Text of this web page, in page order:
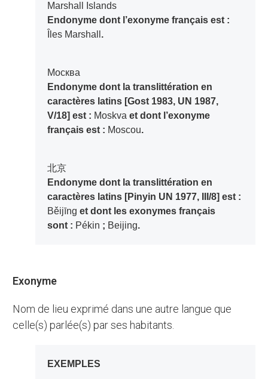
Marshall Islands
Endonyme dont l’exonyme français est :
Îles Marshall .
Москва
Endonyme dont la translittération en
caractères latins [Gost 1983, UN 1987,
V/18] est : Moskva et dont l’exonyme
français est : Moscou.
北京
Endonyme dont la translittération en
caractères latins [Pinyin UN 1977, III/8] est :
Běijīng et dont les exonymes français
sont : Pékin ; Beijing.
Exonyme
Nom de lieu exprimé dans une autre langue que
celle(s) parlée(s) par ses habitants.
EXEMPLES